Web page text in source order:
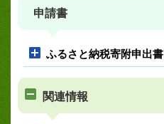
申請書
ふるさと納税寄附申出書
関連情報